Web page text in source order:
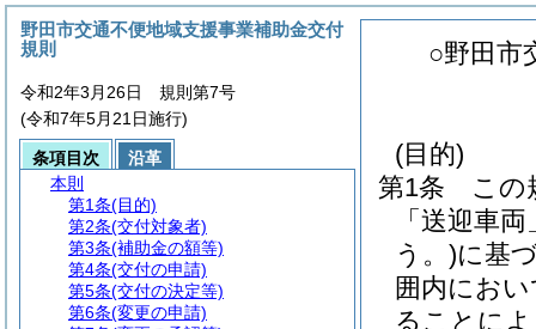
○野田市
(目的)
第1条
この
「送迎車
う。)に基
囲内にお
ることに
野田市交通不便地域支援事業補助金交付
規則
令和2年3月26日 規則第7号
(令和7年5月21日施行)
条項目次
沿革
本則
第1条(目的)
第2条(交付対象者)
第3条(補助金の額等)
第4条(交付の申請)
第5条(交付の決定等)
第6条(変更の申請)